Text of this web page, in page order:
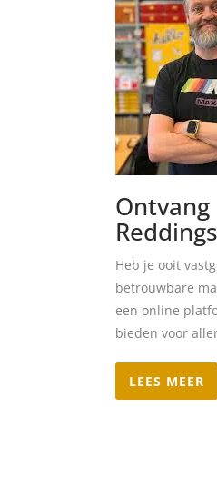
Heb je ooit
betrouwbare
een online
bieden voor
LEES MEER